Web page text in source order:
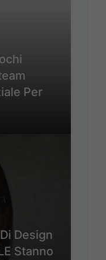
Per
Design
Stanno